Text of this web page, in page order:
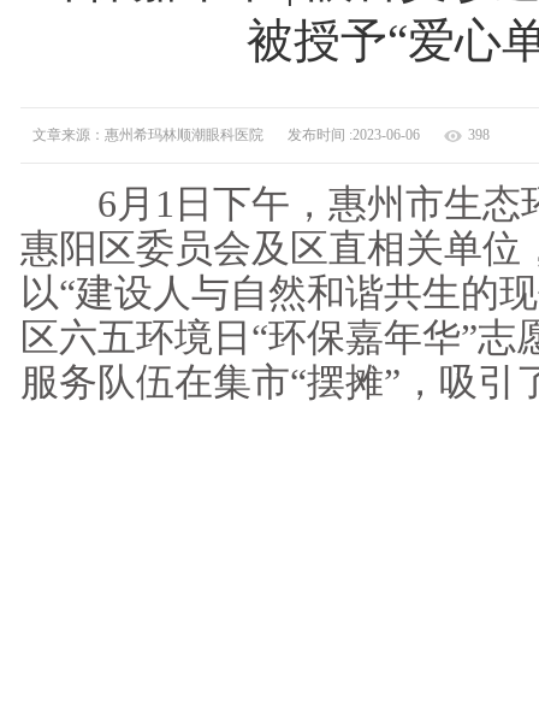
被授予“爱心
文章来源：惠州希玛林顺潮眼科医院 发布时间 :2023-06-06 398
6月1日下午，惠州市生态
惠阳区委员会及区直相关单位
以“建设人与自然和谐共生的
区六五环境日“环保嘉年华”
服务队伍在集市“摆摊”，吸引